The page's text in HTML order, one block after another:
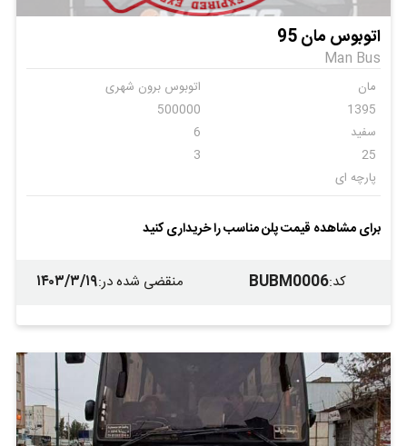
اتوبوس مان 95
Man Bus
مان
اتوبوس برون شهری
1395
500000
سفید
6
25
3
پارچه ای
برای مشاهده قیمت پلن مناسب را خریداری کنید
کد:
BUBM0006 منقضی شده در:۱۴۰۳/۳/۱۹